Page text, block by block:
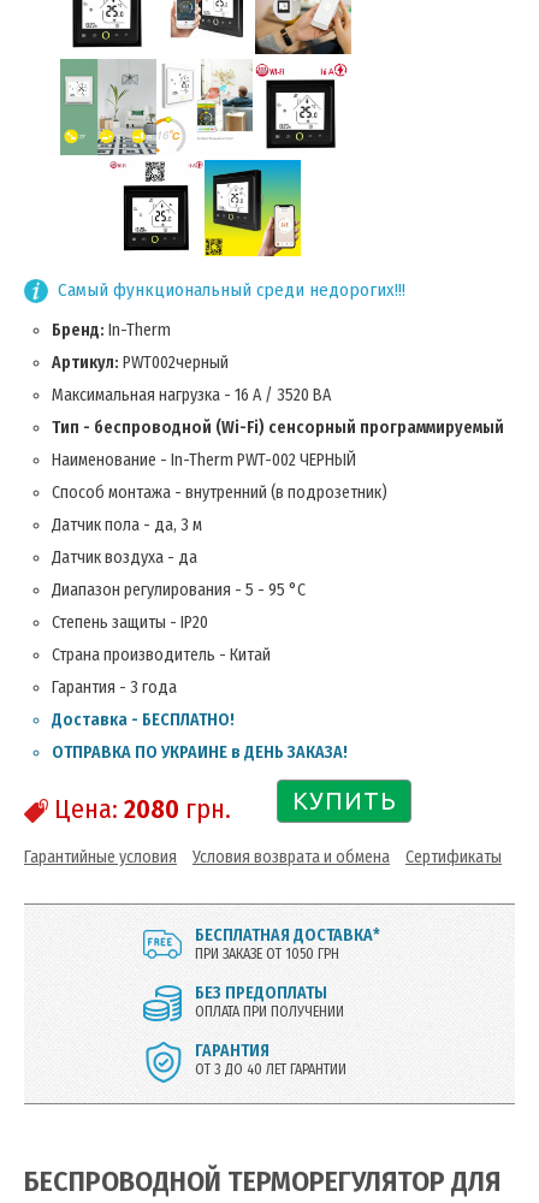
Самый функциональный среди недорогих!!!
Бренд: In-Therm
Артикул: PWT002черный
Максимальная нагрузка - 16 А / 3520 ВА
Тип - беспроводной (Wi-Fi) сенсорный программируемый
Наименование - In-Therm PWT-002 ЧЕРНЫЙ
Способ монтажа - внутренний (в подрозетник)
Датчик пола - да, 3 м
Датчик воздуха - да
Диапазон регулирования - 5 - 95 °С
Степень защиты - IP20
Страна производитель - Китай
Гарантия - 3 года
Доставка - БЕСПЛАТНО!
ОТПРАВКА ПО УКРАИНЕ в ДЕНЬ ЗАКАЗА!
Цена: 2080 грн. КУПИТЬ
Гарантийные условия Условия возврата и обмена Сертификаты
БЕСПЛАТНАЯ ДОСТАВКА*
ПРИ ЗАКАЗЕ ОТ 1050 ГРН
БЕЗ ПРЕДОПЛАТЫ
ОПЛАТА ПРИ ПОЛУЧЕНИИ
ГАРАНТИЯ
ОТ 3 ДО 40 ЛЕТ ГАРАНТИИ
БЕСПРОВОДНОЙ ТЕРМОРЕГУЛЯТОР ДЛЯ